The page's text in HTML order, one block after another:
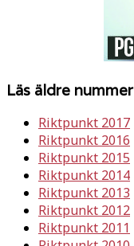
Läs äldre nummer
Riktpunkt 2017
Riktpunkt 2016
Riktpunkt 2015
Riktpunkt 2014
Riktpunkt 2013
Riktpunkt 2012
Riktpunkt 2011